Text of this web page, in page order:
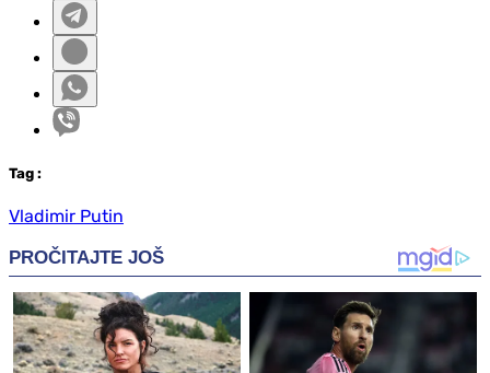
Tag :
Vladimir Putin